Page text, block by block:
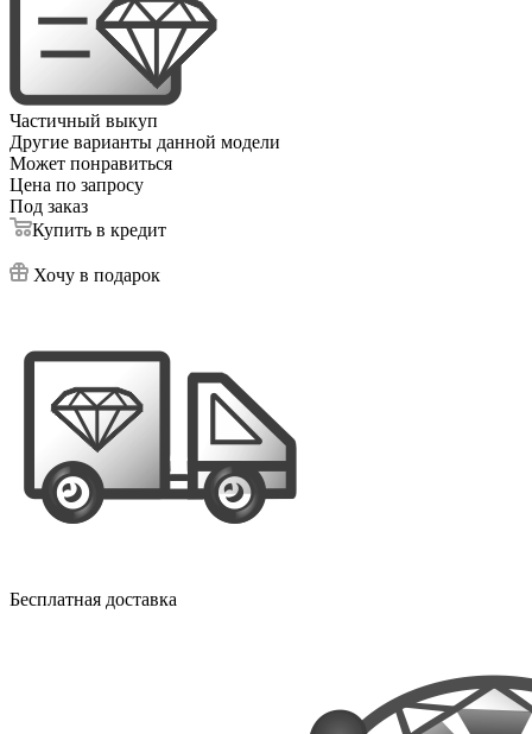
Частичный выкуп
Другие варианты данной модели
Может понравиться
Цена по запросу
Под заказ
Купить в кредит
Хочу в подарок
Бесплатная доставка